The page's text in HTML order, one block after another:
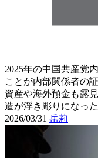
2025年の中国共産党
ことが内部関係者の
資産や海外預金も露
造が浮き彫りになった
2026/03/31 岳莉